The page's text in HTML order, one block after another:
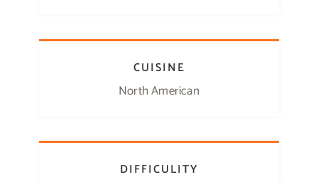
CUISINE
North American
DIFFICULITY